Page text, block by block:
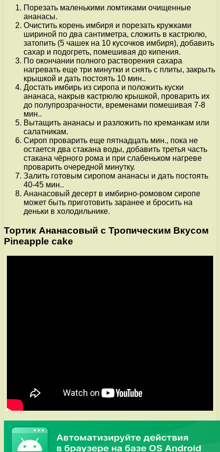
Порезать маленькими ломтиками очищенные
ананасы.
Очистить корень имбиря и порезать кружками
шириной по два сантиметра, сложить в кастрюлю,
затопить (5 чашек на 10 кусочков имбиря), добавить
сахар и подогреть, помешивая до кипения.
По окончании полного растворения сахара
нагревать еще три минутки и снять с плиты, закрыть
крышкой и дать постоять 10 мин..
Достать имбирь из сиропа и положить куски
ананаса, накрыв кастрюлю крышкой, проварить их
до полупрозрачности, временами помешивая 7-8
мин..
Вытащить ананасы и разложить по креманкам или
салатникам.
Сироп проварить еще пятнадцать мин., пока не
остается два стакана воды, добавить третья часть
стакана чёрного рома и при слабеньком нагреве
проварить очередной минутку.
Залить готовым сиропом ананасы и дать постоять
40-45 мин..
Ананасовый десерт в имбирно-ромовом сиропе
может быть приготовить заранее и бросить на
деньки в холодильнике.
Тортик Ананасовый с Тропическим Вкусом
Pineapple cake